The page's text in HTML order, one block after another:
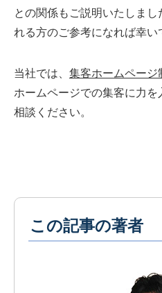
との関係もご説明いたしま
れる方のご参考になれば幸い
当社では、 集客ホームページ
ホームページでの集客に力
相談ください。
この記事の著者